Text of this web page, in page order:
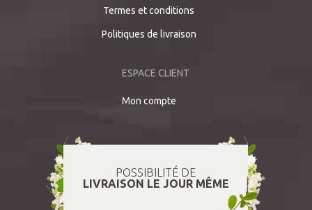
Termes et conditions
Politiques de livraison
ESPACE CLIENT
Mon compte
POSSIBILITÉ DE
LIVRAISON LE JOUR MÊME